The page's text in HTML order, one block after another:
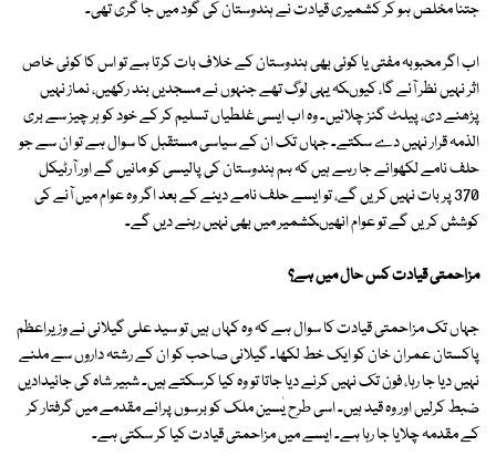
جتنا مخلص ہو کر کشمیری قیادت نے ہندوستان کی گود میں جا گری تھی۔
اب اگر محبوبہ مفتی یا کوئی بھی ہندوستان کے خلاف بات کرتا ہے تو اس کا کوئی خاص
اثر نہیں نظر آئے گا، کیوںکہ یہی لوگ تھے جنہوں نے مسجدیں بند رکھیں، نماز نہیں
پڑھنے دی، پیلٹ گنز چلائیں۔ وہ اب ایسی غلطیاں تسلیم کر کے خود کو ہر چیز سے بری
الذمہ قرار نہیں دے سکتے۔ جہاں تک ان کے سیاسی مستقبل کا سوال ہے تو ان سے جو
حلف نامے لکھوائے جا رہے ہیں کہ ہم ہندوستان کی پالیسی کو مانیں گے اور آرٹیکل
370 پر بات نہیں کریں گے، تو ایسے حلف نامے دینے کے بعد اگر وہ عوام میں آنے کی
کوشش کریں گے تو عوام انھیںکشمیر میں بھی نہیں رہنے دیں گے۔
مزاحمتی قیادت کس حال میں ہے؟
جہاں تک مزاحمتی قیادت کا سوال ہے کہ وہ کہاں ہیں تو سید علی گیلانی نے وزیراعظم
پاکستان عمران خان کو ایک خط لکھا۔ گیلانی صاحب کو ان کے رشتہ داروں سے ملنے
نہیں دیا جا رہا، فون تک نہیں کرنے دیا جاتا تو وہ کیا کرسکتے ہیں۔ شبیر شاہ کی جائیدادیں
ضبط کرلیں اور وہ قید ہیں۔ اسی طرح یٰسین ملک کو برسوں پرانے مقدمے میں گرفتار کر
کے مقدمہ چلایا جا رہا ہے۔ ایسے میں مزاحمتی قیادت کیا کر سکتی ہے۔